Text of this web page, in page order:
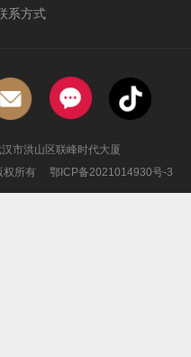
系方式
市洪山区联峰时代大厦
权所有 鄂ICP备2021014930号-3